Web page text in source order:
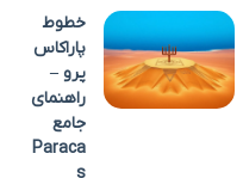
خطوط
پاراکاس
پرو –
راهنمای
جامع
Paraca